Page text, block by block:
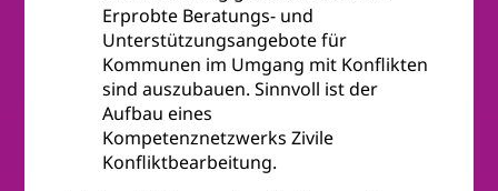
Erprobte Beratungs- und
Unterstützungsangebote für
Kommunen im Umgang mit Konflikten
sind auszubauen. Sinnvoll ist der
Aufbau eines
Kompetenznetzwerks Zivile
Konfliktbearbeitung.